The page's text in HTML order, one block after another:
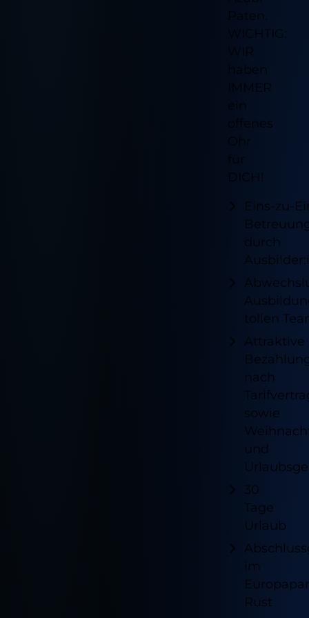
Paten.
WICHTIG:
WIR
haben
IMMER
ein
offenes
Ohr
für
DICH!
Eins-zu-
durch
tollen
Attraktive
nach
sowie
und
30
Tage
Urlaub
im
Rust